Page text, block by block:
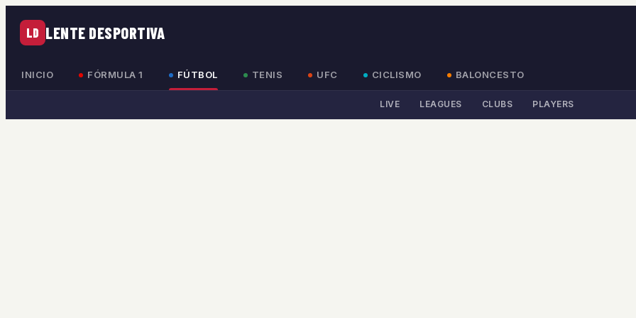
LD LENTE DESPORTIVA
INICIO FÓRMULA 1 FÚTBOL TENIS UFC CICLISMO BALONCESTO
LIVE LEAGUES CLUBS PLAYERS